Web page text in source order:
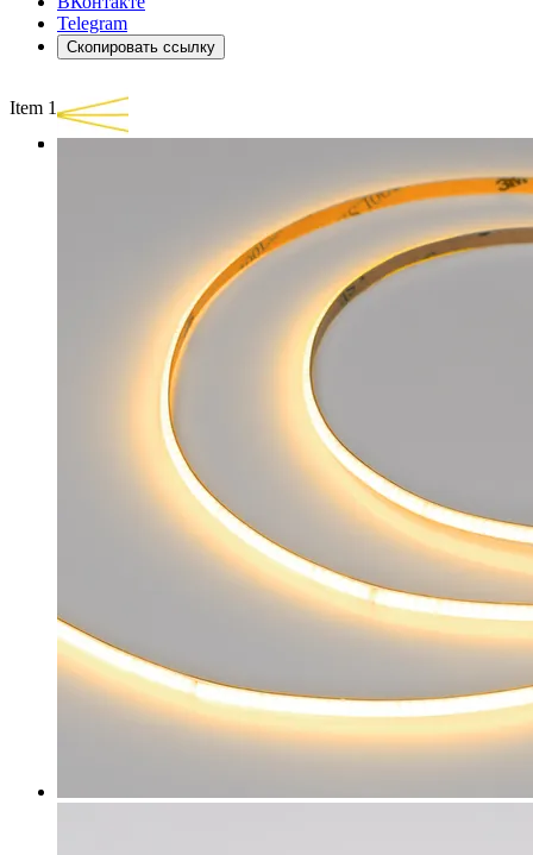
Telegram
Скопировать ссылку
Item 1 of 3